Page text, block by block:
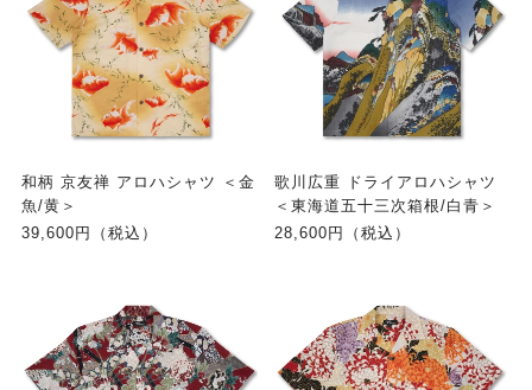
和柄 京友禅 アロハシャツ ＜金
魚/黄＞
39,600円（税込）
歌川広重 ドライアロハシャツ
＜東海道五十三次箱根/白青＞
28,600円（税込）